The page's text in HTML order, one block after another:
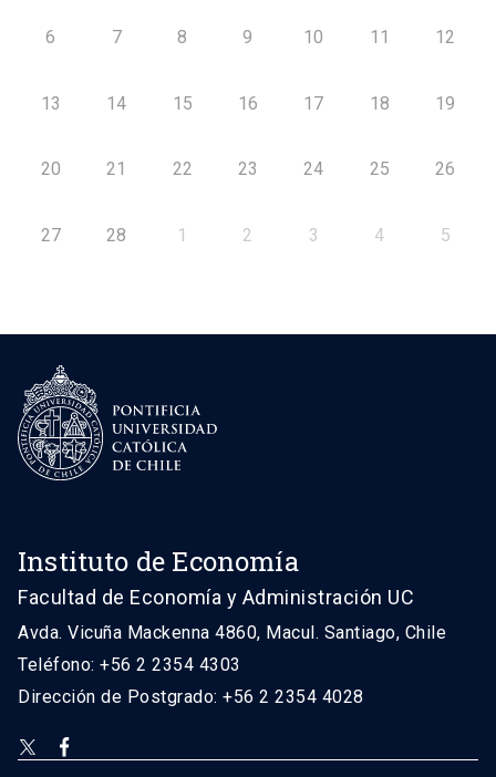
6 7 8 9 10 11 12
13 14 15 16 17 18 19
20 21 22 23 24 25 26
27 28 1 2 3 4 5
Instituto de Economía
Facultad de Economía y Administración UC
Avda. Vicuña Mackenna 4860, Macul. Santiago, Chile
Teléfono: +56 2 2354 4303
Dirección de Postgrado: +56 2 2354 4028